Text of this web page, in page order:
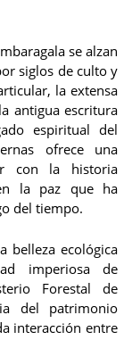
se alzan
siglos de culto y
la extensa
antigua escritura
espiritual del
ofrece una
con la historia
la paz que ha
del tiempo.
belleza ecológica
imperiosa de
Forestal de
del patrimonio
interacción entre